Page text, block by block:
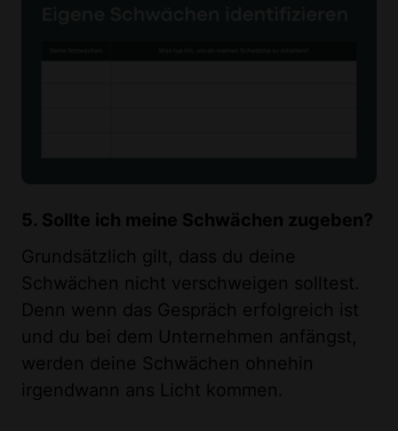
5. Sollte ich meine Schwächen zugeben?
Grundsätzlich gilt, dass du deine
Schwächen nicht verschweigen solltest.
Denn wenn das Gespräch erfolgreich ist
und du bei dem Unternehmen anfängst,
werden deine Schwächen ohnehin
irgendwann ans Licht kommen.